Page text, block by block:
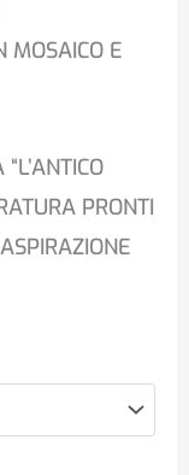
MOSAICO E
PRONTI